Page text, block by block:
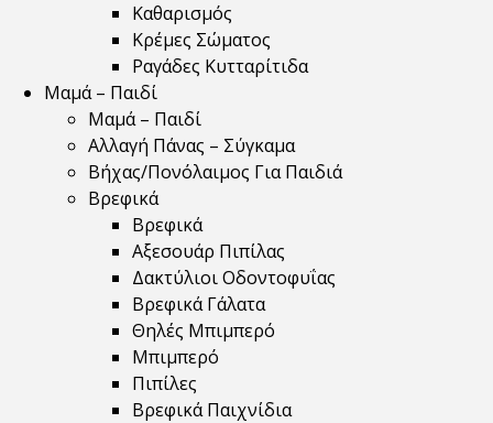
Καθαρισμός
Κρέμες Σώματος
Ραγάδες Κυτταρίτιδα
Μαμά – Παιδί
Μαμά – Παιδί
Αλλαγή Πάνας – Σύγκαμα
Βήχας/Πονόλαιμος Για Παιδιά
Βρεφικά
Βρεφικά
Αξεσουάρ Πιπίλας
Δακτύλιοι Οδοντοφυΐας
Βρεφικά Γάλατα
Θηλές Μπιμπερό
Μπιμπερό
Πιπίλες
Βρεφικά Παιχνίδια